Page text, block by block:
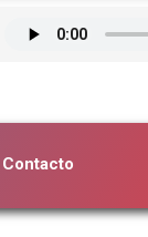
Contacto